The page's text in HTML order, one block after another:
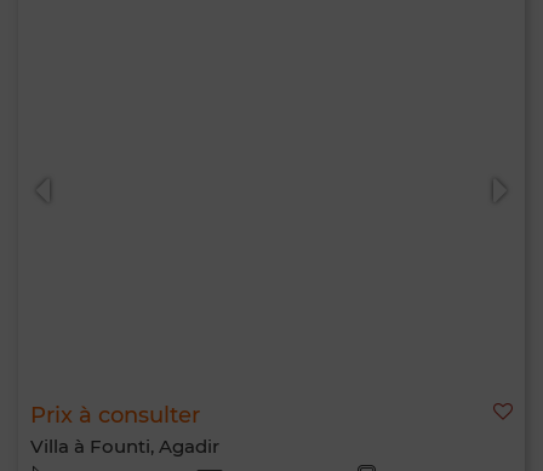
Prix à consulter
Villa à Founti, Agadir